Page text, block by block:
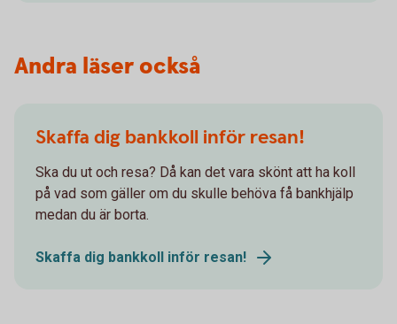
Andra läser också
Skaffa dig bankkoll inför resan!
Ska du ut och resa? Då kan det vara skönt att ha koll
på vad som gäller om du skulle behöva få bankhjälp
medan du är borta.
Skaffa dig bankkoll inför resan!